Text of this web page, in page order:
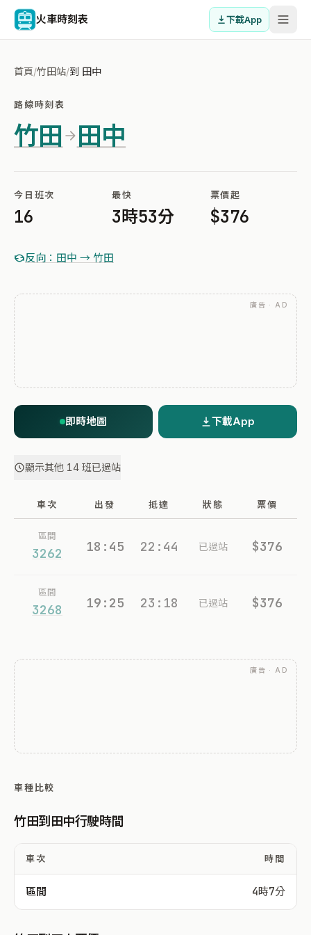
火車時刻表 下載App
首頁/竹田站/到 田中
路線時刻表
竹田 田中
今日班次
16
最快
3時53分
票價起
$376
反向：田中 → 竹田
廣告 · AD
即時地圖 下載App
顯示其他 14 班已過站
車次 出發 抵達 狀態 票價
區間
3262 18:45 22:44 已過站 $376
區間
3268 19:25 23:18 已過站 $376
廣告 · AD
車種比較
竹田到田中行駛時間
車次 時間
區間 4時7分